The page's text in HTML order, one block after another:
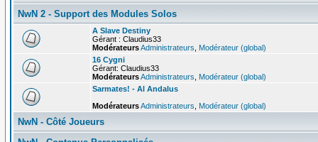
NwN 2 - Support des Modules Solos
A Slave Destiny
Gérant : Claudius33
ModérateursAdministrateurs
Modérateur (global)
16 Cygni
Gérant: Claudius33
ModérateursAdministrateurs
Modérateur (global)
Sarmates! - Al Andalus
ModérateursAdministrateurs Modérateur (global)
NwN - Côté Joueurs